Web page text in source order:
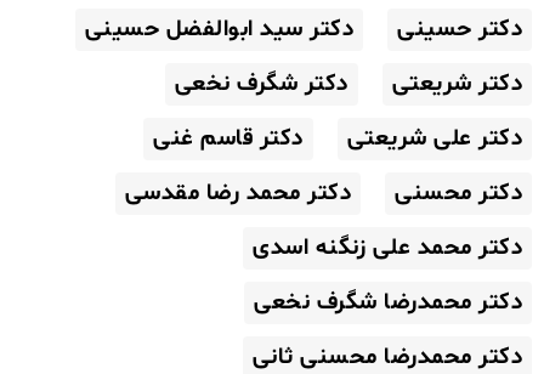
دکتر حسینی
دکتر سید ابوالفضل حسینی
دکتر شریعتی
دکتر شگرف نخعی
دکتر علی شریعتی
دکتر قاسم غنی
دکتر محسنی
دکتر محمد رضا مقدسی
دکتر محمد علی زنگنه اسدی
دکتر محمدرضا شگرف نخعی
دکتر محمدرضا محسنی ثانی